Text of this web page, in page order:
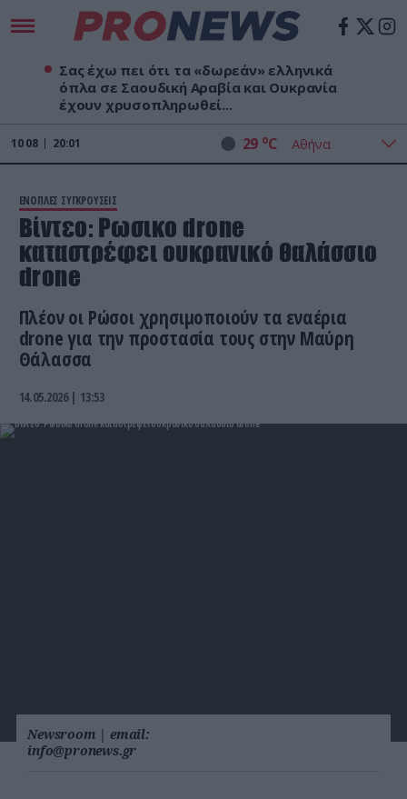
Σας έχω πει ότι τα «δωρεάν» ελληνικά
όπλα σε Σαουδική Αραβία και Ουκρανία
έχουν χρυσοπληρωθεί...
10 08 20:01 29 oC
ΕΝΟΠΛΕΣ ΣΥΓΚΡΟΥΣΕΙΣ
Βίντεο: Ρωσικο drone
καταστρέφει ουκρανικό θαλάσσιο
drone
Πλέον οι Ρώσοι χρησιμοποιούν τα εναέρια
drone για την προστασία τους στην Μαύρη
Θάλασσα
14.05.2026 | 13:53
Newsroom | email:
info@pronews.gr